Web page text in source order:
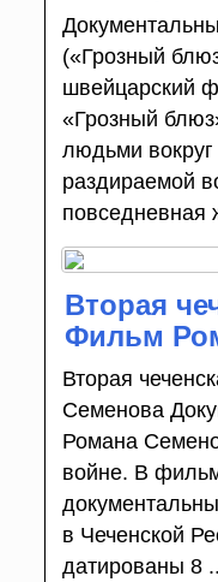
(«Грозный
швейцарский
«Грозный
людьми вокруг
раздираемой
повседневная
Вторая
Фильм
Вторая
Семенова
Романа
войне. В
в Чеченской
датированы 8